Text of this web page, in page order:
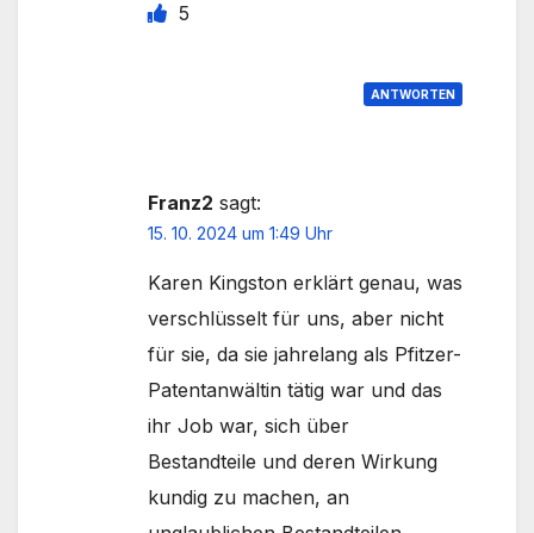
5
ANTWORTEN
Franz2 sagt:
15. 10. 2024 um 1:49 Uhr
Karen Kingston erklärt genau, was
verschlüsselt für uns, aber nicht
für sie, da sie jahrelang als Pfitzer-
Patentanwältin tätig war und das
ihr Job war, sich über
Bestandteile und deren Wirkung
kundig zu machen, an